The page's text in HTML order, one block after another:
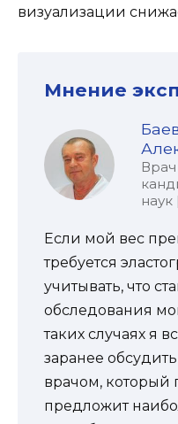
визуализации
Мнение
наук
Если мой вес
требуется
учитывать, что
обследования
таких случаях я
заранее
врачом, который
предложит